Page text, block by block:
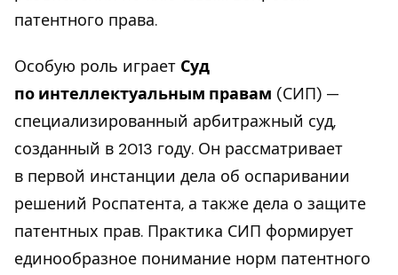
патентного права.
Особую роль играет Суд
по интеллектуальным правам (СИП) —
специализированный арбитражный суд,
созданный в 2013 году. Он рассматривает
в первой инстанции дела об оспаривании
решений Роспатента, а также дела о защите
патентных прав. Практика СИП формирует
единообразное понимание норм патентного